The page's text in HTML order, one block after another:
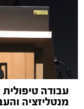
עבודה
מנטליזציה